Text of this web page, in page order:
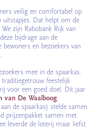
veilig en comfortabel op
uitstapjes. Dat helpt om de
zijn Rabobank Rijk van
bijdrage aan de
en bezoekers van
mee in de spaarkas.
feestelijk
voor een goed doel. Dit jaar
van De Waalboog.
de spaarkas) stelde samen
prijzenpakket samen met
leverde de loterij maar liefst